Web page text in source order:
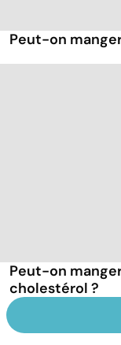
Peut-on
Peut-on
cholestérol ?